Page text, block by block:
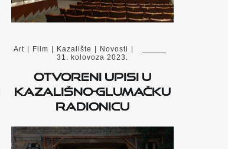
Art | Film | Kazalište | Novosti |
31. kolovoza 2023.
Otvoreni upisi u
kazališno-glumačku
radionicu